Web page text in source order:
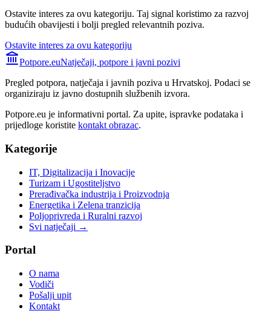
Ostavite interes za ovu kategoriju. Taj signal koristimo za razvoj
budućih obavijesti i bolji pregled relevantnih poziva.
Ostavite interes za ovu kategoriju
Potpore.euNatječaji, potpore i javni pozivi
Pregled potpora, natječaja i javnih poziva u Hrvatskoj. Podaci se
organiziraju iz javno dostupnih službenih izvora.
Potpore.eu je informativni portal. Za upite, ispravke podataka i
prijedloge koristite kontakt obrazac.
Kategorije
IT, Digitalizacija i Inovacije
Turizam i Ugostiteljstvo
Prerađivačka industrija i Proizvodnja
Energetika i Zelena tranzicija
Poljoprivreda i Ruralni razvoj
Svi natječaji →
Portal
O nama
Vodiči
Pošalji upit
Kontakt